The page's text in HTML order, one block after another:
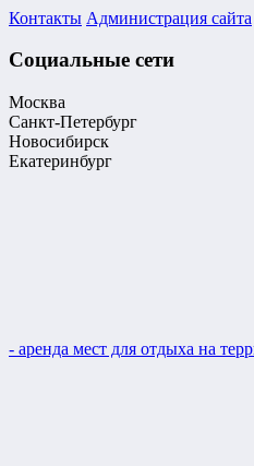
Контакты Администрация сайта
Социальные сети
Москва
Санкт-Петербург
Новосибирск
Екатеринбург
- аренда мест для отдыха на